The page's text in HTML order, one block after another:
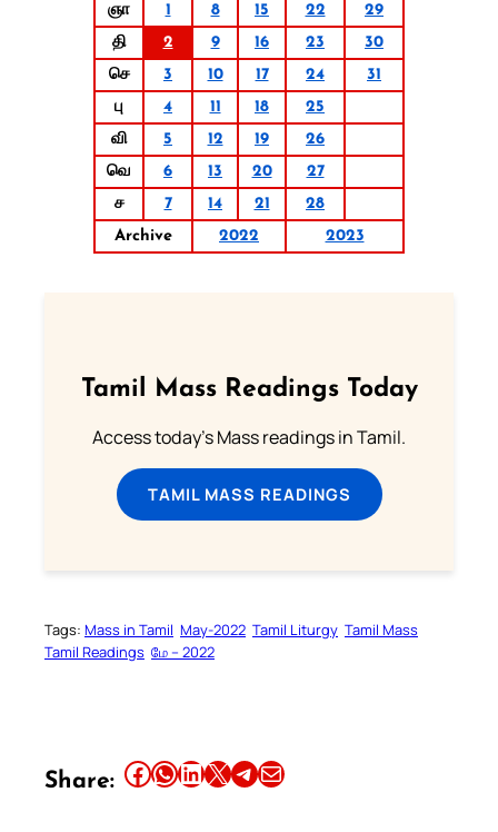
ஞா 1 8 15 22
29
தி
2 9 16 23
30
செ
3 10 17 24
31
பு
4 11 18
25
வி
5 12 19
26
வெ
6 13 20
27
ச
7 14 21
28
Archive
2022 2023
Tamil Mass Readings Today
Access today's Mass readings in Tamil.
TAMIL MASS READINGS
Tags: Mass in Tamil May-2022 Tamil Liturgy Tamil Mass
Tamil Readings மே – 2022
Share: Share this article on Facebook Share this article on WhatsApp Share this article on LinkedIn Share this article on X Share this article on TelegramEmail this Article